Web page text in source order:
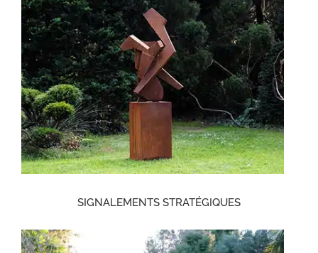
SIGNALEMENTS STRATÉGIQUES